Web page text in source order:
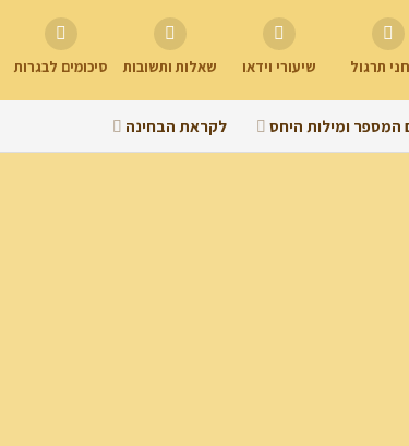
תרגול שיעורי וידאו שאלות ותשובות סיכומים לבגרות
המספר ומילות היחס לקראת הבחינה